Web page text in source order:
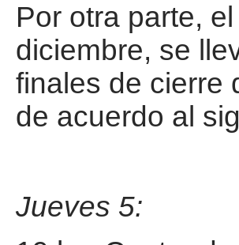
Por otra parte,
diciembre, se
finales de cierre
de acuerdo al
Jueves 5: